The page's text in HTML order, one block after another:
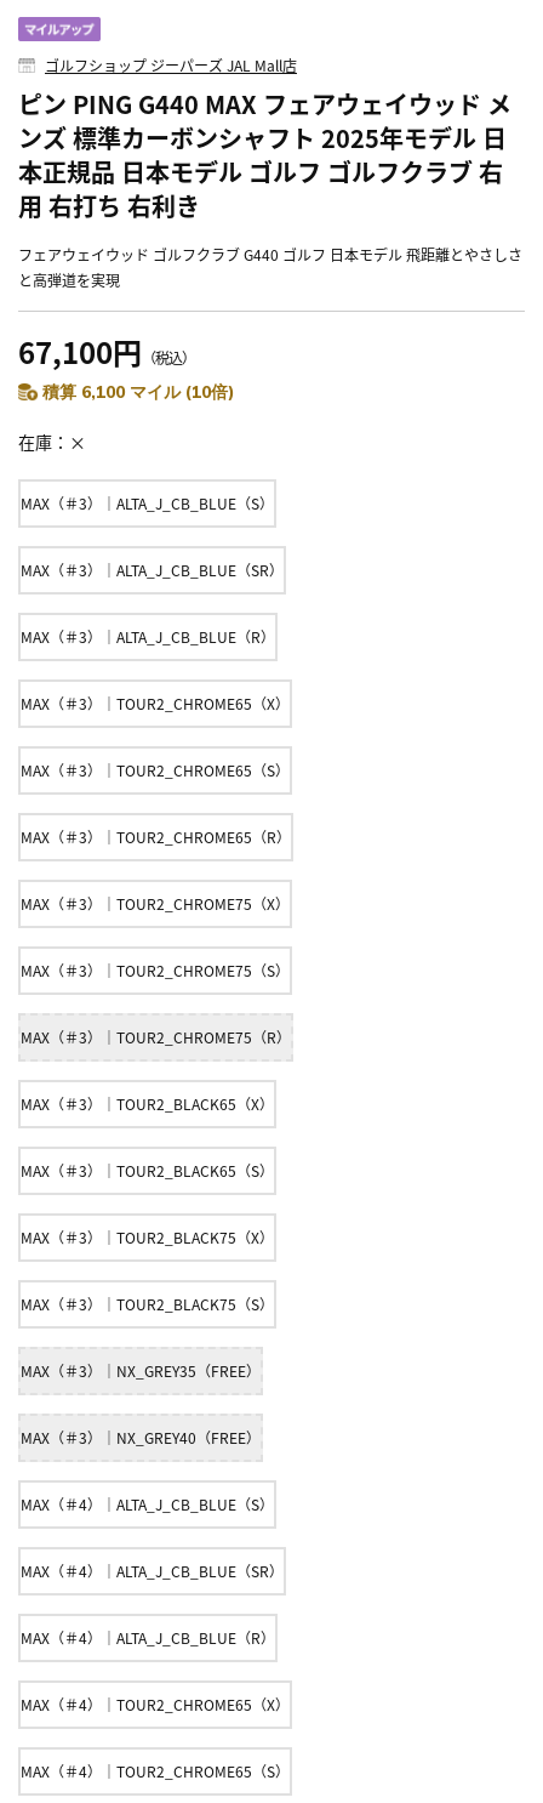
ゴルフショップ ジーパーズ JAL Mall店
ピン PING G440 MAX フェアウェイウッド メ
ンズ 標準カーボンシャフト 2025年モデル 日
本正規品 日本モデル ゴルフ ゴルフクラブ 右
用 右打ち 右利き
フェアウェイウッド ゴルフクラブ G440 ゴルフ 日本モデル 飛距離とやさしさ
と高弾道を実現
67,100円 （税込）
積算 6,100 マイル (10倍)
在庫 ×
MAX（＃3）｜ALTA_J_CB_BLUE（S）
MAX（＃3）｜ALTA_J_CB_BLUE（SR）
MAX（＃3）｜ALTA_J_CB_BLUE（R）
MAX（＃3）｜TOUR2_CHROME65（X）
MAX（＃3）｜TOUR2_CHROME65（S）
MAX（＃3）｜TOUR2_CHROME65（R）
MAX（＃3）｜TOUR2_CHROME75（X）
MAX（＃3）｜TOUR2_CHROME75（S）
MAX（＃3）｜TOUR2_CHROME75（R）
MAX（＃3）｜TOUR2_BLACK65（X）
MAX（＃3）｜TOUR2_BLACK65（S）
MAX（＃3）｜TOUR2_BLACK75（X）
MAX（＃3）｜TOUR2_BLACK75（S）
MAX（＃3）｜NX_GREY35（FREE）
MAX（＃3）｜NX_GREY40（FREE）
MAX（＃4）｜ALTA_J_CB_BLUE（S）
MAX（＃4）｜ALTA_J_CB_BLUE（SR）
MAX（＃4）｜ALTA_J_CB_BLUE（R）
MAX（＃4）｜TOUR2_CHROME65（X）
MAX（＃4）｜TOUR2_CHROME65（S）